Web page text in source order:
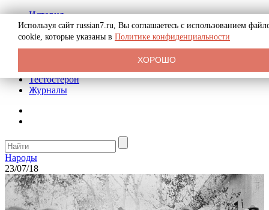
История
Биография
Криминал
Реклама на сайте
Тестостерон
Журналы
Народы
23/07/18
Используя сайт russian7.ru, Вы соглашаетесь с использованием
cookie, которые указаны в Политике конфиденциальности
ХОРОШО